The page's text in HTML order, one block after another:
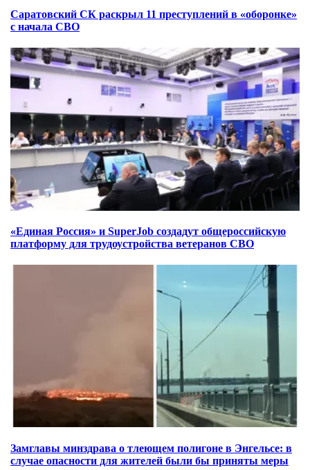
Саратовский СК раскрыл 11 преступлений в «оборонке»
с начала СВО
«Единая Россия» и SuperJob создадут общероссийскую
платформу для трудоустройства ветеранов СВО
Замглавы минздрава о тлеющем полигоне в Энгельсе: в
случае опасности для жителей были бы приняты меры